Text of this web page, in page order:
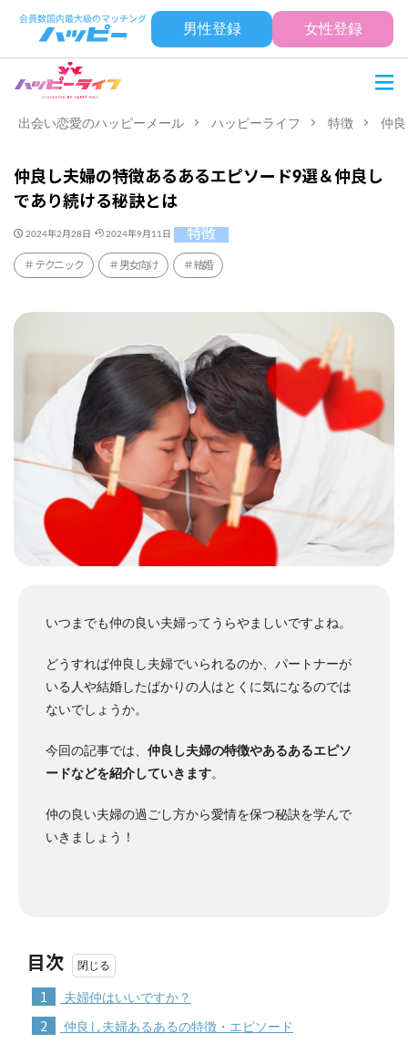
男性登録 女性登録
出会い恋愛のハッピーメール ハッピーライフ 特徴 仲
仲良し夫婦の特徴あるあるエピソード9選＆仲良し
であり続ける秘訣とは
2024年2月28日 2024年9月11日 特徴
テクニック 男女向け 結婚
いつまでも仲の良い夫婦ってうらやましいですよね。
どうすれば仲良し夫婦でいられるのか、パートナーが
いる人や結婚したばかりの人はとくに気になるのでは
ないでしょうか。
今回の記事では、 仲良し夫婦の特徴やあるあるエピソ
ードなどを紹介していきます。
仲の良い夫婦の過ごし方から愛情を保つ秘訣を学んで
いきましょう！
目次
1 夫婦仲はいいですか？
2 仲良し夫婦あるあるの特徴・エピソード